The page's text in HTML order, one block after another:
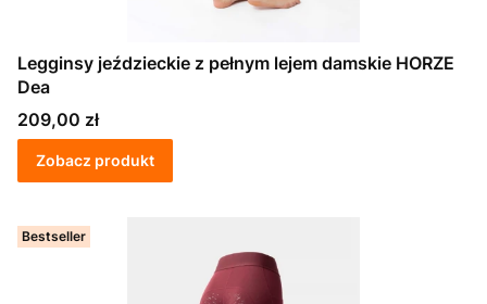
Legginsy jeździeckie z pełnym lejem damskie HORZE
Dea
Cena
209,00 zł
Zobacz produkt
Bestseller